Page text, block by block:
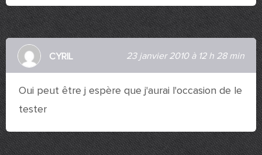
CYRIL 23 janvier 2010 à 12 h 28 min
Oui peut être j espère que j'aurai l'occasion de le
tester